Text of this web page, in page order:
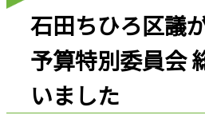
石田ちひろ区議
予算特別委員会
いました